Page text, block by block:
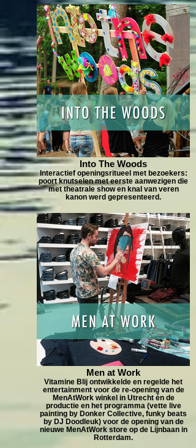
Into The Woods
Interactief openingsritueel met bezoekers:
poort knutselen met eerste aanwezigen die
met theatrale show en knal van veren
kanon werd gepresenteerd.
Men at Work
Vitamine Blij ontwikkelde en regelde het
entertainment voor de re-opening van de
MenAtWork winkel in Utrecht én de
productie en het programma (vette live
painting by Donker Collective, funky beats
by DJ Doodleuk) voor de opening van de
nieuwe MenAtWork store op de Lijnbaan in
Rotterdam.